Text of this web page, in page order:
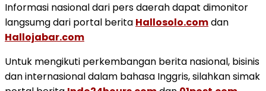
Informasi nasional dari pers daerah dapat dimonitor
langsumg dari portal berita Hallosolo.comdan
Hallojabar.com
Untuk mengikuti perkembangan berita nasional, bisinis
dan internasional dalam bahasa Inggris, silahkan simak